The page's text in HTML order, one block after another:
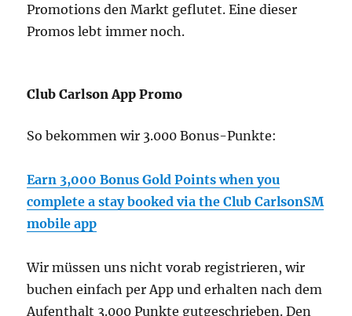
Promotions den Markt geflutet. Eine dieser
Promos lebt immer noch.
Club Carlson App Promo
So bekommen wir 3.000 Bonus-Punkte:
Earn 3,000 Bonus Gold Points when you
complete a stay booked via the Club CarlsonSM
mobile app
Wir müssen uns nicht vorab registrieren, wir
buchen einfach per App und erhalten nach dem
Aufenthalt 3.000 Punkte gutgeschrieben. Den